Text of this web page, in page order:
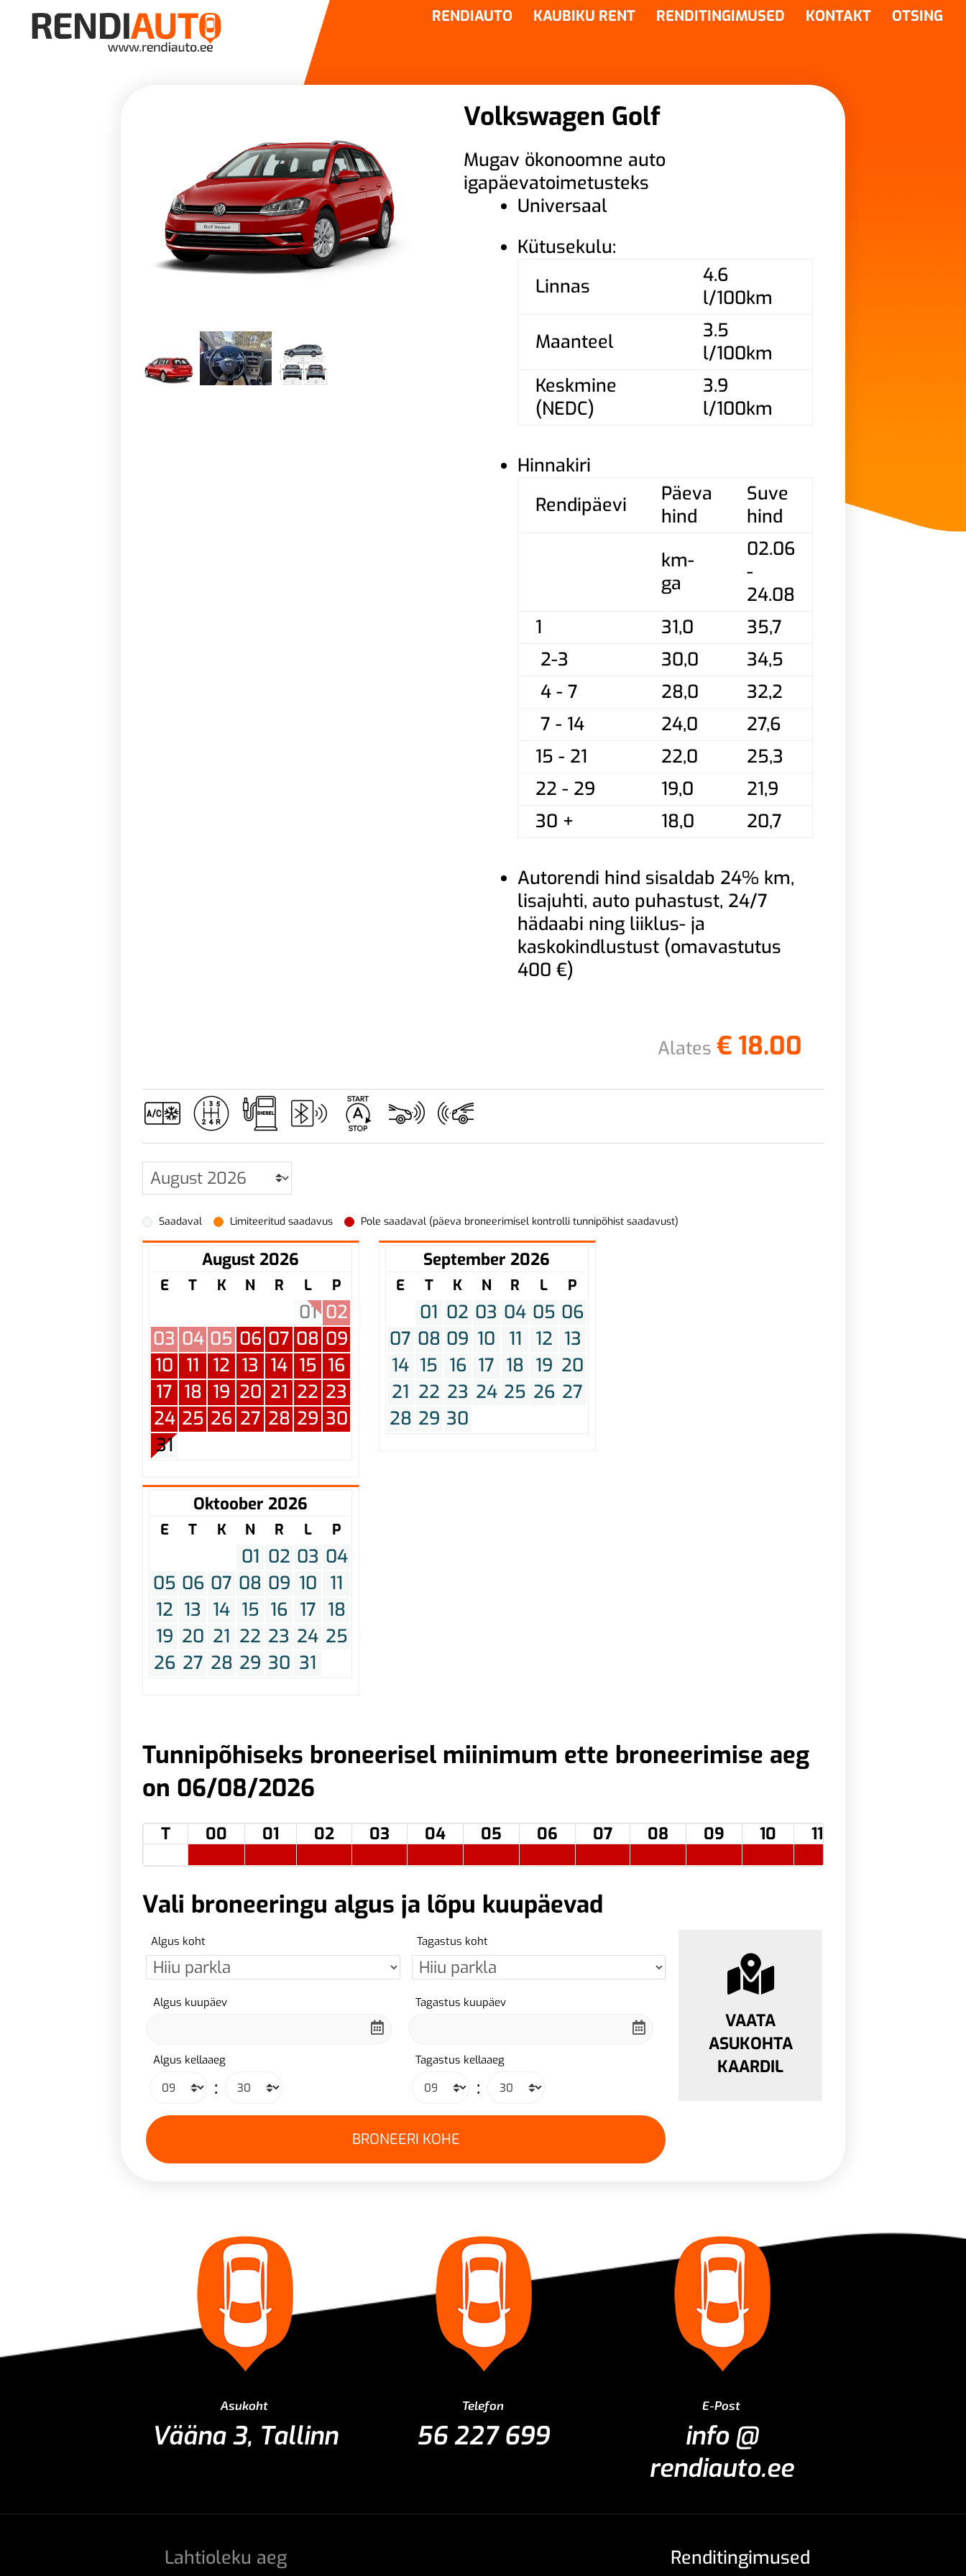
RENDIAUTO KAUBIKU RENT RENDITINGIMUSED KONTAKT OTSING
Volkswagen Golf
Mugav ökonoomne auto
igapäevatoimetusteks
Universaal
Kütusekulu:
Linnas
4.6
l/100km
Maanteel
3.5
l/100km
Keskmine
(NEDC)
3.9
l/100km
Hinnakiri
Rendipäevi
Päeva
hind
Suve
hind
km-
ga
02.06
-
24.08
1
31,0
35,7
2-3
30,0
34,5
4 - 7
28,0
32,2
7 - 14
24,0
27,6
15 - 21
22,0
25,3
22 - 29
19,0
21,9
30 +
18,0 20,7
Autorendi hind sisaldab 24% km,
lisajuhti, auto puhastust, 24/7
hädaabi ning liiklus- ja
kaskokindlustust (omavastutus
400 €)
Alates € 18.00
Saadaval Limiteeritud saadavus Pole saadaval (päeva broneerimisel kontrolli tunnipõhist saadavust)
August 2026
E T K N R L P
01 02
03 04 05 06 07 08 09
10
11 12 13 14 15 16
17 18 19 20 21 22 23
24 25 26 27 28 29 30
31
September 2026
E T K N R L P
01 02 03 04 05 06
07 08 09 10 11 12 13
14 15 16 17 18 19 20
21 22 23 24 25 26 27
28 29 30
Oktoober 2026
E T K N R L P
01 02 03 04
05 06 07 08 09 10
11
12 13 14 15 16 17 18
19 20 21 22 23 24 25
26 27 28 29 30 31
Tunnipõhiseks broneerisel miinimum ette broneerimise aeg
on 06/08/2026
T 00 01 02 03 04 05 06 07 08 09 10 11
Vali broneeringu algus ja lõpu kuupäevad
Algus koht Tagastus koht
Algus kuupäev
Algus kellaaeg
:
Tagastus kuupäev
Tagastus kellaaeg
:
VAATA
ASUKOHTA
KAARDIL
Asukoht
Vääna 3, Tallinn
Telefon
56 227 699
E-Post
info @
rendiauto.ee
Lahtioleku aeg Renditingimused